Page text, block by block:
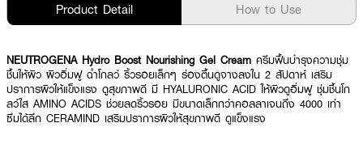
Product Detail How to Use
NEUTROGENA Hydro Boost Nourishing Gel Cream ครีมฟื้นบำรุงความชุ่ม
ชื้นให้ผิว ผิวอิ่มฟู ฉ่ำโกลว์ ริ้วรอยเล็กๆ ร่องตื้นดูจางลงใน 2 สัปดาห์ เสริม
ปราการผิวให้แข็งแรง ดูสุขภาพดี มี HYALURONIC ACID ให้ผิวดูอิ่มฟู ชุ่มชื้นโก
ลว์ใส AMINO ACIDS ช่วยลดริ้วรอย มีขนาดเล็กกว่าคอลลาเจนถึง 4000 เท่า
ซึมได้ลึก CERAMIND เสริมปราการผิวให้สุขภาพดี ดูแข็งแรง